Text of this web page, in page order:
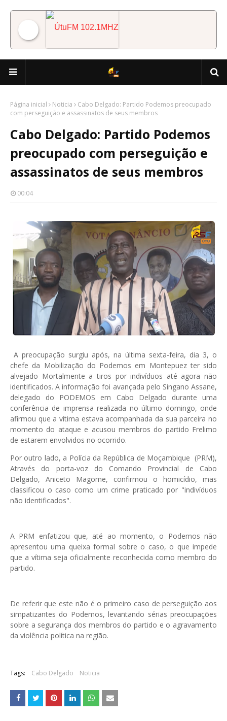
ÚtuFM 102.1MHZ
Página inicial Noticia
Cabo Delgado: Partido Podemos preocupado
com perseguição e assassinatos de seus membros
Cabo Delgado: Partido Podemos
preocupado com perseguição e
assassinatos de seus membros
00:04
A preocupação surgiu após, na última sexta-feira, dia 3, o
chefe da Mobilização do Podemos em Montepuez ter sido
alvejado Mortalmente a tiros por indivíduos até agora não
identificados. A informação foi avançada pelo Singano Assane,
delegado do PODEMOS em Cabo Delgado durante uma
conferência de imprensa realizada no último domingo, onde
afirmou que a vítima estava acompanhada da sua parceira no
momento do ataque e acusou membros do partido Frelimo
de estarem envolvidos no ocorrido.
Por outro lado, a Polícia da República de Moçambique (PRM),
Através do porta-voz do Comando Provincial de Cabo
Delgado, Aniceto Magome, confirmou o homicídio, mas
classificou o caso como um crime praticado por "indivíduos
não identificados".
A PRM enfatizou que, até ao momento, o Podemos não
apresentou uma queixa formal sobre o caso, o que impede
que a vítima seja oficialmente reconhecida como membro do
partido.
De referir que este não é o primeiro caso de perseguição aos
simpatizantes do Podemos, levantando sérias preocupações
sobre a segurança dos membros do partido e o agravamento
da violência política na região.
Tags: Cabo Delgado Noticia